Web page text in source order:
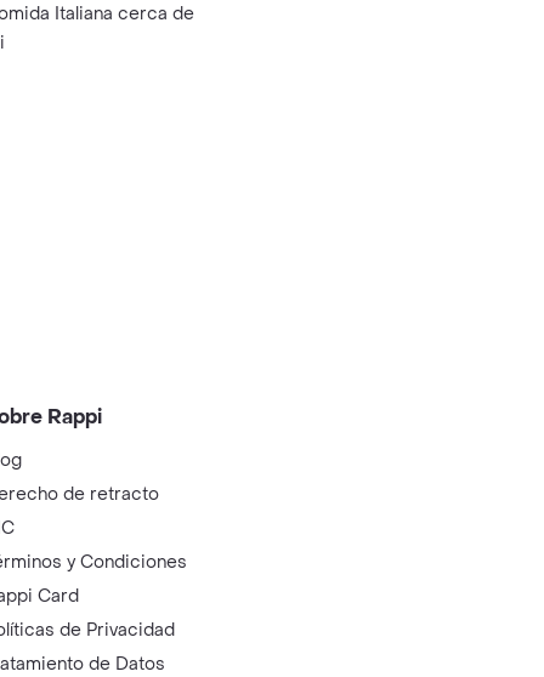
Italiana cerca de
Rappi
de retracto
y Condiciones
Card
de Privacidad
de Datos